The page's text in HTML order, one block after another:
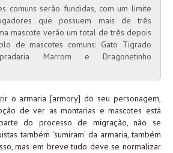
comuns serão fundidas, com um limite
que possuem mais de três
mascote verão um total de três depois
de mascotes comuns: Gato Tigrado
pradaria Marrom e Dragonetinho
o armaria [armory] do seu personagem,
de ver as montarias e mascotes está
do processo de migração, não se
também ‘sumiram’ da armaria, também
mas em breve tudo deve se normalizar